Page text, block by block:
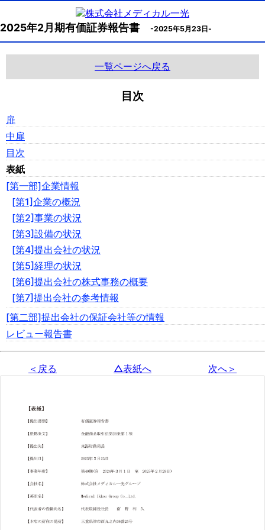
2025年2月期有価証券報告書 -2025年5月23日-
一覧ページへ戻る
目次
扉
中扉
目次
表紙
[第一部]企業情報
[第1]企業の概況
[第2]事業の状況
[第3]設備の状況
[第4]提出会社の状況
[第5]経理の状況
[第6]提出会社の株式事務の概要
[第7]提出会社の参考情報
[第二部]提出会社の保証会社等の情報
レビュー報告書
＜戻る △表紙へ 次へ＞